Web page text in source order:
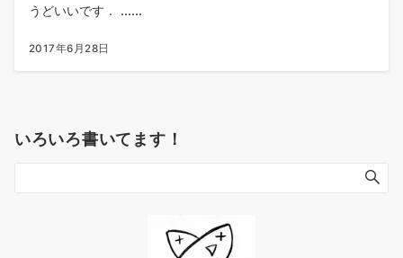
うどいいです． ......
2017年6月28日
いろいろ書いてます！